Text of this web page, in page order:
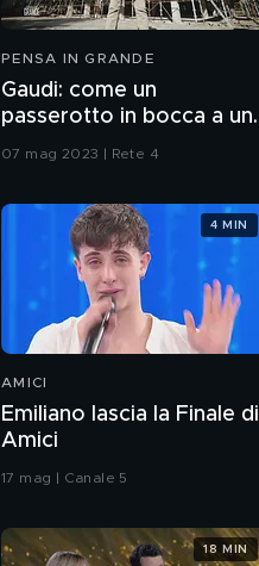
PENSA IN GRANDE
Gaudi: come un
passerotto in bocca a un
doberman
07 mag 2023 | Rete 4
AMICI
Emiliano lascia la Finale di
Amici
17 mag | Canale 5
4 MIN
18 MIN